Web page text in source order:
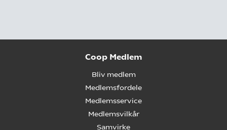
Coop Medlem
Bliv medlem
Medlemsfordele
Medlemsservice
Medlemsvilkår
Samvirke